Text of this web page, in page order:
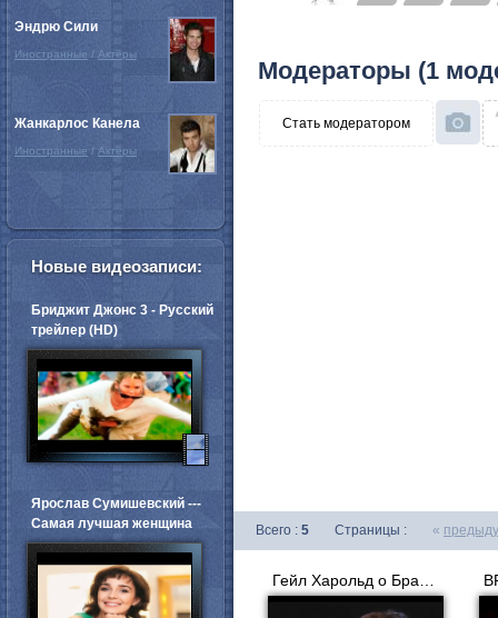
Модераторы (1
Стать модератором
Всего : 5 Страницы : «
Эндрю Сили
Иностранные / Актёры
Жанкарлос Канела
Иностранные / Актёры
Новые видеозаписи:
Бриджит Джонс 3 - Русский
трейлер (HD)
Ярослав Сумишевский ---
Самая лучшая женщина